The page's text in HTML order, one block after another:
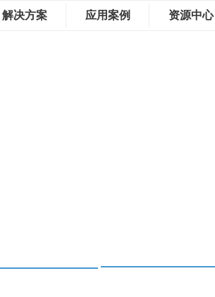
解决方案 应用案例 资源中心